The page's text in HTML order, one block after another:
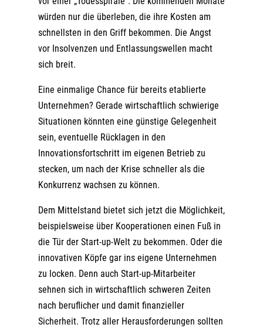
würden nur die überleben, die ihre Kosten am
schnellsten in den Griff bekommen. Die Angst
vor Insolvenzen und Entlassungswellen macht
sich breit.
Eine einmalige Chance für bereits etablierte
Unternehmen? Gerade wirtschaftlich schwierige
Situationen könnten eine günstige Gelegenheit
sein, eventuelle Rücklagen in den
Innovationsfortschritt im eigenen Betrieb zu
stecken, um nach der Krise schneller als die
Konkurrenz wachsen zu können.
Dem Mittelstand bietet sich jetzt die Möglichkeit,
beispielsweise über Kooperationen einen Fuß in
die Tür der Start-up-Welt zu bekommen. Oder die
innovativen Köpfe gar ins eigene Unternehmen
zu locken. Denn auch Start-up-Mitarbeiter
sehnen sich in wirtschaftlich schweren Zeiten
nach beruflicher und damit finanzieller
Sicherheit. Trotz aller Herausforderungen sollten